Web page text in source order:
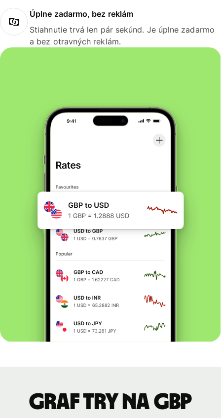
Úplne zadarmo, bez reklám
Stiahnutie trvá len pár sekúnd. Je úplne zadarmo
a bez otravných reklám.
graf TRY na GBP